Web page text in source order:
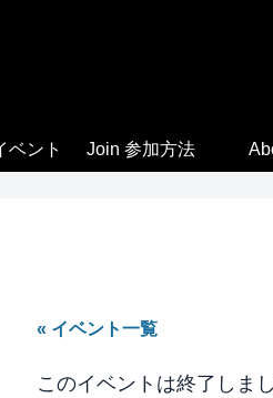
ベント Join 参加方法
« イベント一覧
このイベントは終了しまし